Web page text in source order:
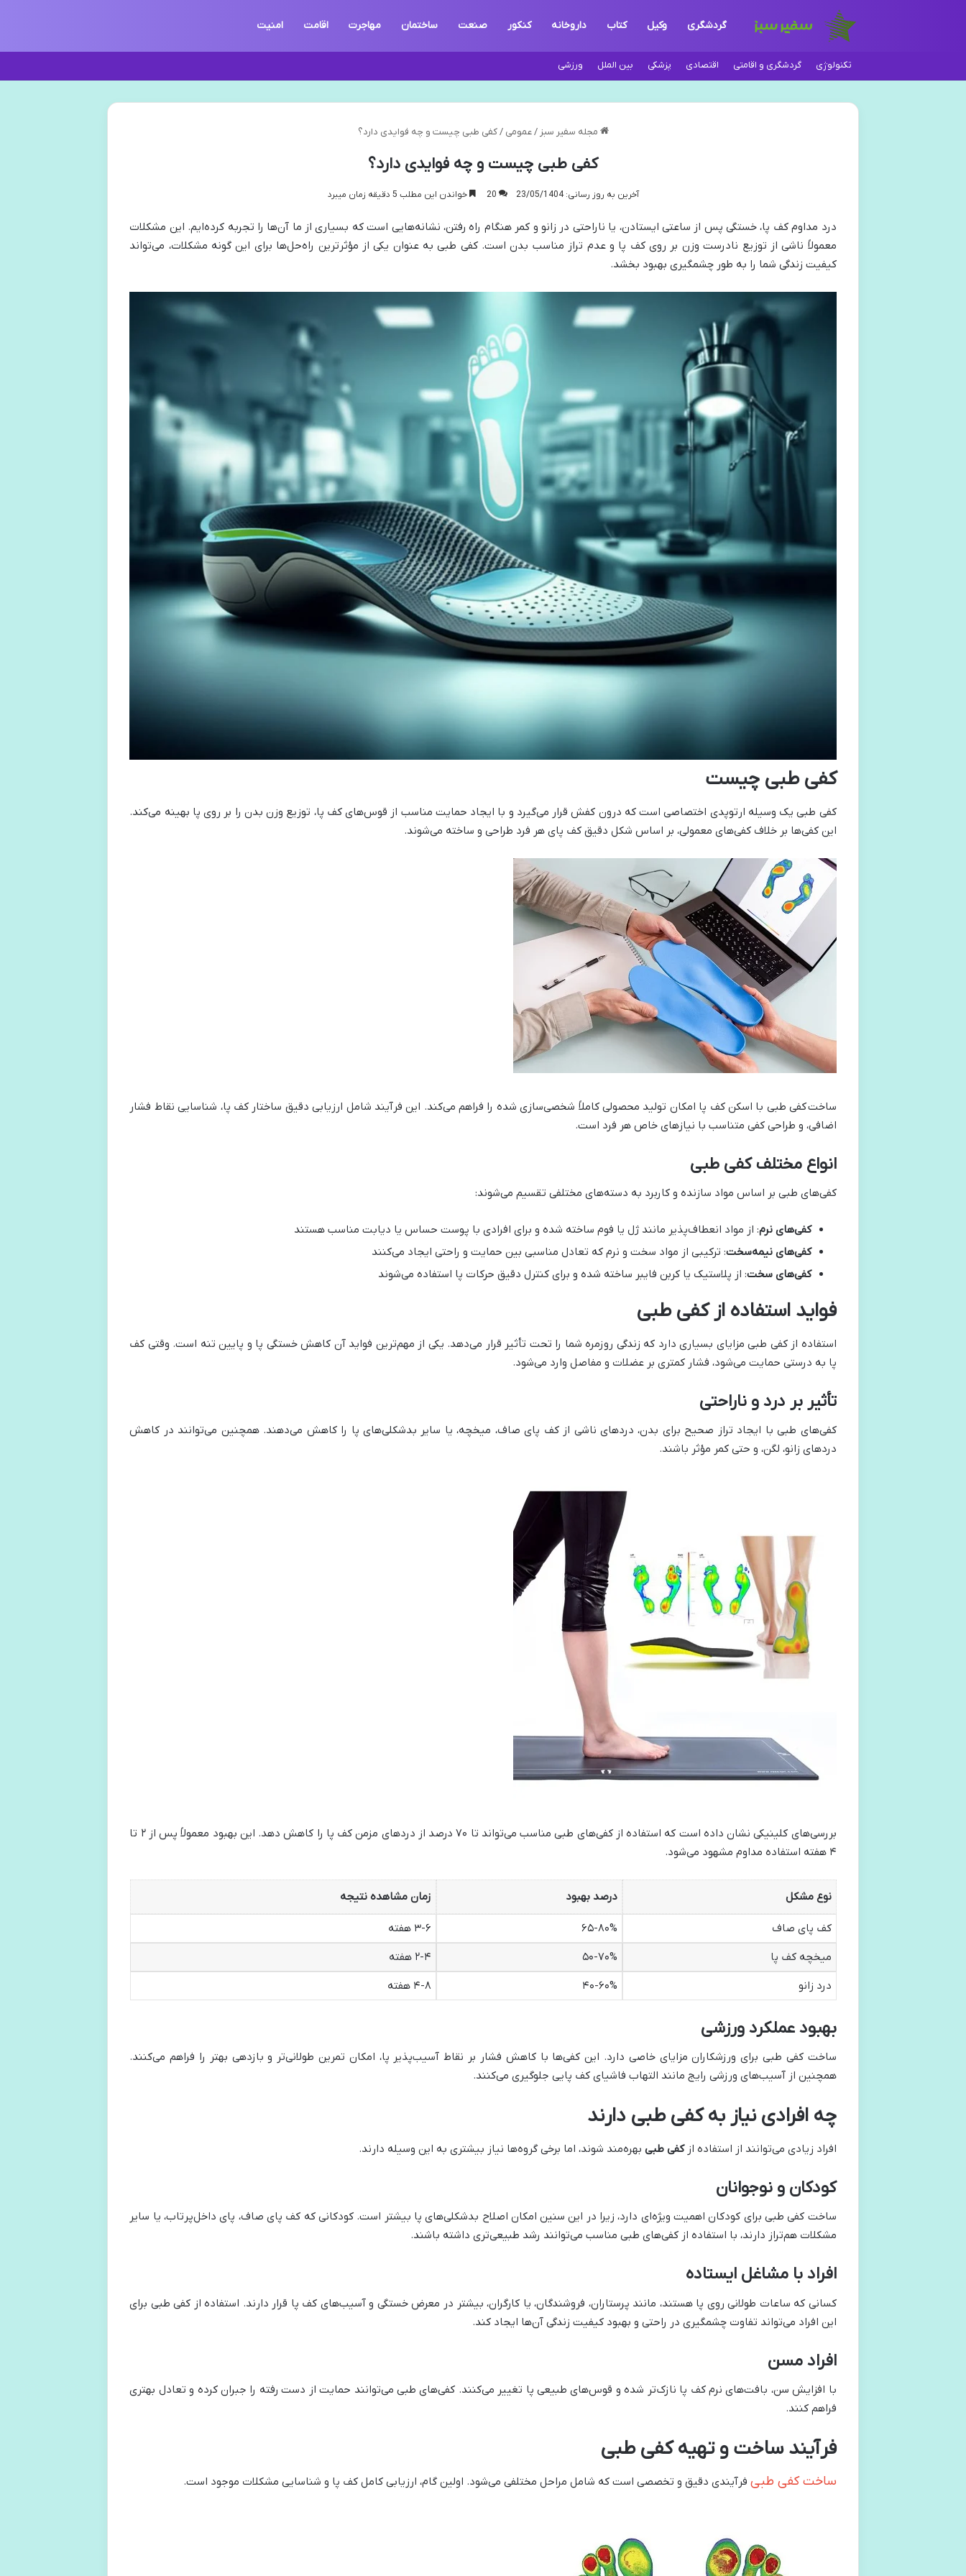
گردشگری وکیل کتاب داروخانه کنکور صنعت ساختمان مهاجرت اقامت امنیت
تکنولوژی گردشگری و اقامتی اقتصادی پزشکی بین الملل ورزشی
مجله سفیر سبز / عمومی / کفی طبی چیست و چه فوایدی دارد؟
کفی طبی چیست و چه فوایدی دارد؟
آخرین به روز رسانی: 23/05/1404 20 خواندن این مطلب 5 دقیقه زمان میبرد
درد مداوم کف پا، خستگی پس از ساعتی ایستادن، یا ناراحتی در زانو و کمر هنگام راه رفتن، نشانه‌هایی است که بسیاری از ما آن‌ها را تجربه کرده‌ایم. این مشکلات
معمولاً ناشی از توزیع نادرست وزن بر روی کف پا و عدم تراز مناسب بدن است. کفی طبی به عنوان یکی از مؤثرترین راه‌حل‌ها برای این گونه مشکلات، می‌تواند
کیفیت زندگی شما را به طور چشمگیری بهبود بخشد.
کفی طبی چیست
کفی طبی یک وسیله ارتوپدی اختصاصی است که درون کفش قرار می‌گیرد و با ایجاد حمایت مناسب از قوس‌های کف پا، توزیع وزن بدن را بر روی پا بهینه می‌کند.
این کفی‌ها بر خلاف کفی‌های معمولی، بر اساس شکل دقیق کف پای هر فرد طراحی و ساخته می‌شوند.
ساخت کفی طبی با اسکن کف پا امکان تولید محصولی کاملاً شخصی‌سازی شده را فراهم می‌کند. این فرآیند شامل ارزیابی دقیق ساختار کف پا، شناسایی نقاط فشار
اضافی، و طراحی کفی متناسب با نیازهای خاص هر فرد است.
انواع مختلف کفی طبی
کفی‌های طبی بر اساس مواد سازنده و کاربرد به دسته‌های مختلفی تقسیم می‌شوند:
کفی‌های نرم: از مواد انعطاف‌پذیر مانند ژل یا فوم ساخته شده و برای افرادی با پوست حساس یا دیابت مناسب هستند
کفی‌های نیمه‌سخت: ترکیبی از مواد سخت و نرم که تعادل مناسبی بین حمایت و راحتی ایجاد می‌کنند
کفی‌های سخت: از پلاستیک یا کربن فایبر ساخته شده و برای کنترل دقیق حرکات پا استفاده می‌شوند
فواید استفاده از کفی طبی
استفاده از کفی طبی مزایای بسیاری دارد که زندگی روزمره شما را تحت تأثیر قرار می‌دهد. یکی از مهم‌ترین فواید آن کاهش خستگی پا و پایین تنه است. وقتی کف
پا به درستی حمایت می‌شود، فشار کمتری بر عضلات و مفاصل وارد می‌شود.
تأثیر بر درد و ناراحتی
کفی‌های طبی با ایجاد تراز صحیح برای بدن، دردهای ناشی از کف پای صاف، میخچه، یا سایر بدشکلی‌های پا را کاهش می‌دهند. همچنین می‌توانند در کاهش
دردهای زانو، لگن، و حتی کمر مؤثر باشند.
بررسی‌های کلینیکی نشان داده است که استفاده از کفی‌های طبی مناسب می‌تواند تا ۷۰ درصد از دردهای مزمن کف پا را کاهش دهد. این بهبود معمولاً پس از ۲ تا
۴ هفته استفاده مداوم مشهود می‌شود.
نوع مشکل درصد بهبود زمان مشاهده نتیجه
کف پای صاف ۶۵-۸۰%
۳-۶ هفته
میخچه کف پا
۵۰-۷۰%
۲-۴ هفته
درد زانو
۴۰-۶۰% ۴-۸ هفته
بهبود عملکرد ورزشی
ساخت کفی طبی برای ورزشکاران مزایای خاصی دارد. این کفی‌ها با کاهش فشار بر نقاط آسیب‌پذیر پا، امکان تمرین طولانی‌تر و بازدهی بهتر را فراهم می‌کنند.
همچنین از آسیب‌های ورزشی رایج مانند التهاب فاشیای کف پایی جلوگیری می‌کنند.
چه افرادی نیاز به کفی طبی دارند
افراد زیادی می‌توانند از استفاده ازکفی طبی بهره‌مند شوند، اما برخی گروه‌ها نیاز بیشتری به این وسیله دارند.
کودکان و نوجوانان
ساخت کفی طبی برای کودکان اهمیت ویژه‌ای دارد، زیرا در این سنین امکان اصلاح بدشکلی‌های پا بیشتر است. کودکانی که کف پای صاف، پای داخل‌پرتاب، یا سایر
مشکلات هم‌تراز دارند، با استفاده از کفی‌های طبی مناسب می‌توانند رشد طبیعی‌تری داشته باشند.
افراد با مشاغل ایستاده
کسانی که ساعات طولانی روی پا هستند، مانند پرستاران، فروشندگان، یا کارگران، بیشتر در معرض خستگی و آسیب‌های کف پا قرار دارند. استفاده از کفی طبی برای
این افراد می‌تواند تفاوت چشمگیری در راحتی و بهبود کیفیت زندگی آن‌ها ایجاد کند.
افراد مسن
با افزایش سن، بافت‌های نرم کف پا نازک‌تر شده و قوس‌های طبیعی پا تغییر می‌کنند. کفی‌های طبی می‌توانند حمایت از دست رفته را جبران کرده و تعادل بهتری
فراهم کنند.
فرآیند ساخت و تهیه کفی طبی
ساخت کفی طبی فرآیندی دقیق و تخصصی است که شامل مراحل مختلفی می‌شود. اولین گام، ارزیابی کامل کف پا و شناسایی مشکلات موجود است.